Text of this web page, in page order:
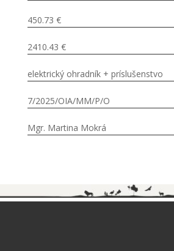
450.73 €
2410.43 €
elektrický ohradník + príslušenstvo
7/2025/OIA/MM/P/O
Mgr. Martina Mokrá